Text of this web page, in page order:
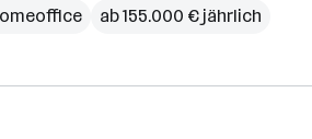
ab 155.000 € jährlich